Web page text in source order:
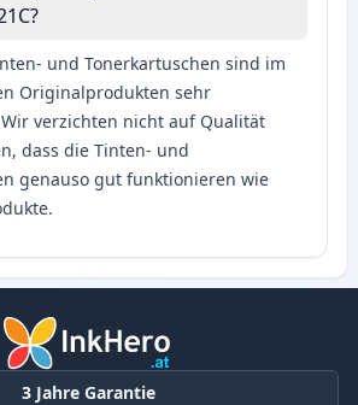
und Tonerkartuschen sind im
Originalprodukten sehr
verzichten nicht auf Qualität
dass die Tinten- und
genauso gut funktionieren wie
3 Jahre Garantie